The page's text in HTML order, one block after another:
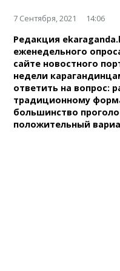
7 Сентября, 2021 14:06
Редакция
еженедельного
сайте новостного
недели
ответить на вопрос:
традиционному
большинство
положительный